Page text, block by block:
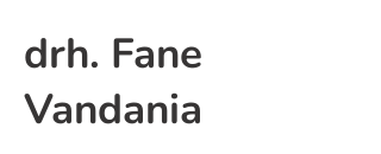
drh. Fane
Vandania